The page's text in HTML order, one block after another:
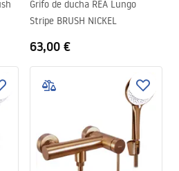
Grifo de ducha REA Lungo
Stripe BRUSH NICKEL
63,00 €